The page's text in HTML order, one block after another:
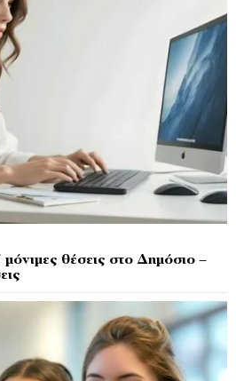
θέσεις στο Δημόσιο –